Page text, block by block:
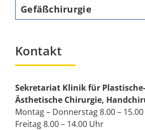
Gefäßchirurgie
Kontakt
Sekretariat Klinik für
Ästhetische Chirurgie,
Montag – Donnerstag 8.00 –
Freitag 8.00 – 14.00 Uhr